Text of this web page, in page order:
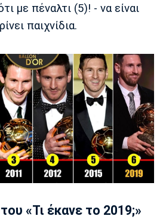
με πέναλτι (5)! - να είναι
παιχνίδια.
«Τι έκανε το 2019;»